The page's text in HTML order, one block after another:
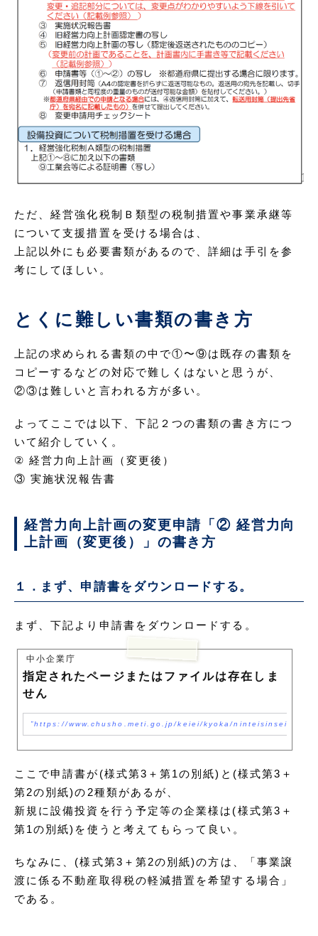
ただ、経営強化税制Ｂ類型の税制措置や事業承継等
について支援措置を受ける場合は、
上記以外にも必要書類があるので、詳細は手引を参
考にしてほしい。
とくに難しい書類の書き方
上記の求められる書類の中で①〜⑨は既存の書類を
コピーするなどの対応で難しくはないと思うが、
②③は難しいと言われる方が多い。
よってここでは以下、下記２つの書類の書き方につ
いて紹介していく。
② 経営力向上計画（変更後）
③ 実施状況報告書
経営力向上計画の変更申請「② 経営力向
上計画（変更後）」の書き方
１．まず、申請書をダウンロードする。
まず、下記より申請書をダウンロードする。
中小企業庁
指定されたページまたはファイルは存在しま
せん
https://www.chusho.meti.go.jp/keiei/kyoka/
ここで申請書が(様式第3＋第1の別紙)と(様式第3＋
第2の別紙)の2種類があるが、
新規に設備投資を行う予定等の企業様は(様式第3＋
第1の別紙)を使うと考えてもらって良い。
ちなみに、(様式第3＋第2の別紙)の方は、「事業譲
渡に係る不動産取得税の軽減措置を希望する場合」
である。